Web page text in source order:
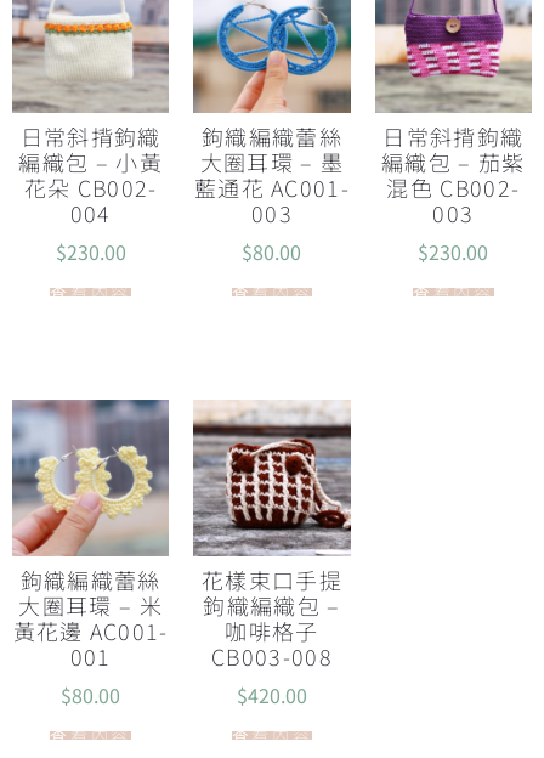
日常斜揹鉤織
編織包 – 小黃
花朵 CB002-
004
$230.00
查看內容
鉤織編織蕾絲
大圈耳環 – 墨
藍通花 AC001-
003
$80.00
查看內容
日常斜揹鉤織
編織包 – 茄紫
混色 CB002-
003
$230.00
查看內容
鉤織編織蕾絲
大圈耳環 – 米
黃花邊 AC001-
001
$80.00
查看內容
花樣束口手提
鉤織編織包 –
咖啡格子
CB003-008
$420.00
查看內容